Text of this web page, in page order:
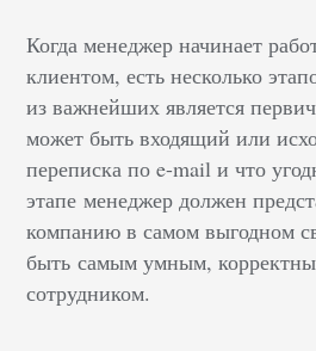
Когда менеджер начинает
клиентом, есть несколько
из важнейших является
может быть входящий или
переписка по e-mail и что
этапе менеджер должен
компанию в самом выгодном
быть самым умным,
сотрудником.